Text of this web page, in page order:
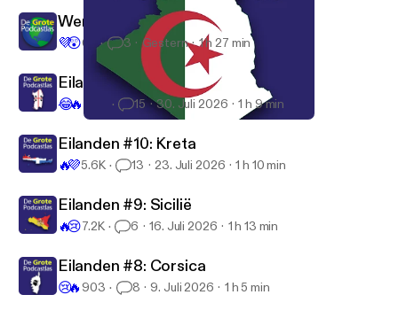
door naar Tonga, ṭṭṛeḥ! See
omnystudio.com/listener [https://omnystudio.com/li
stener ] for privacy information.
De Grote Podcastlas
Wereldsteden #17: Kaapstad
💜😲64 3 Gestern 1 h 27 min
Eilanden #11: Sardinië
😂🔥 15 30. Juli 2026 1 h 9 min
Eilanden #10: Kreta
🔥💜5.6K 13 23. Juli 2026 1 h 10 min
Eilanden #9: Sicilië
🔥😢7.2K 6 16. Juli 2026 1 h 13 min
Eilanden #8: Corsica
😢🔥 903 8 9. Juli 2026 1 h 5 min